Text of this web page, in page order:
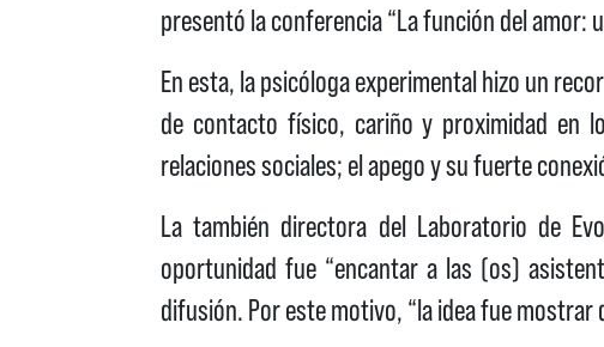
presentó la conferencia “La función del amor:
En esta, la psicóloga experimental hizo un
de contacto físico, cariño y proximidad en
relaciones sociales; el apego y su fuerte
La también directora del Laboratorio de
oportunidad fue “encantar a las (os)
difusión. Por este motivo, “la idea fue mostrar